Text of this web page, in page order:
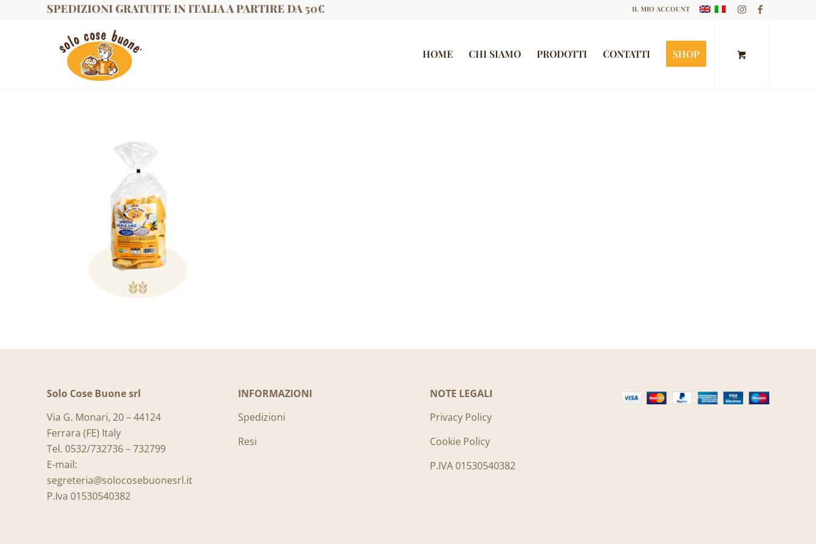
IL MIO ACCOUNT
SPEDIZIONI GRATUITE IN ITALIA A PARTIRE DA 50€
HOME CHI SIAMO PRODOTTI CONTATTI SHOP
Solo Cose Buone srl
Via G. Monari, 20 – 44124
Ferrara (FE) Italy
Tel. 0532/732736 – 732799
E-mail:
segreteria@solocosebuonesrl.it
P.Iva 01530540382
INFORMAZIONI
Spedizioni
Resi
NOTE LEGALI
Privacy Policy
Cookie Policy
P.IVA 01530540382